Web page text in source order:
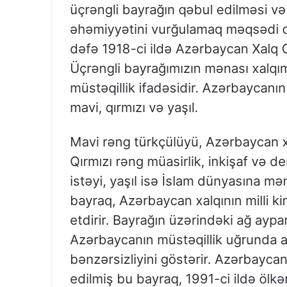
üçrəngli bayrağın qəbul edilməsi
əhəmiyyətini vurğulamaq məqsədi
dəfə 1918-ci ildə Azərbaycan
Üçrəngli bayrağımızın mənası
müstəqillik ifadəsidir.
mavi, qırmızı və yaşıl.
Mavi rəng türkçülüyü, Azərbaycan
Qırmızı rəng müasirlik, inkişaf və
istəyi, yaşıl isə İslam dünyasına
bayraq, Azərbaycan xalqının milli
etdirir. Bayrağın üzərindəki ağ
Azərbaycanın müstəqillik uğrunda
bənzərsizliyini göstərir.
edilmiş bu bayraq, 1991-ci ildə